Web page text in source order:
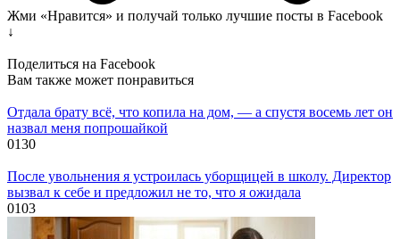
Жми «Нравится» и получай только лучшие посты в Facebook
↓
Поделиться на Facebook
Вам также может понравиться
Отдала брату всё, что копила на дом, — а спустя восемь лет он
назвал меня попрошайкой
0130
После увольнения я устроилась уборщицей в школу. Директор
вызвал к себе и предложил не то, что я ожидала
0103